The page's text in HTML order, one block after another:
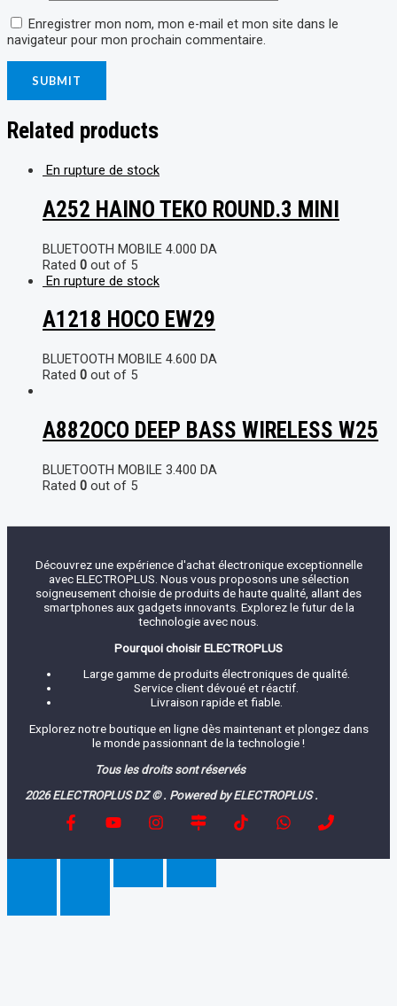
Enregistrer mon nom, mon e-mail et mon site dans le
navigateur pour mon prochain commentaire.
Related products
En rupture de stock
A252 HAINO TEKO ROUND.3 MINI
BLUETOOTH MOBILE 4.000 DA
Rated 0 out of 5
En rupture de stock
A1218 HOCO EW29
BLUETOOTH MOBILE 4.600 DA
Rated 0 out of 5
A882OCO DEEP BASS WIRELESS W25
BLUETOOTH MOBILE 3.400 DA
Rated 0 out of 5
Découvrez une expérience d'achat électronique exceptionnelle
avec ELECTROPLUS. Nous vous proposons une sélection
soigneusement choisie de produits de haute qualité, allant des
smartphones aux gadgets innovants. Explorez le futur de la
technologie avec nous.
Pourquoi choisir ELECTROPLUS
Large gamme de produits électroniques de qualité.
Service client dévoué et réactif.
Livraison rapide et fiable.
Explorez notre boutique en ligne dès maintenant et plongez dans
le monde passionnant de la technologie !
Tous les droits sont réservés
2026 ELECTROPLUS DZ © . Powered by ELECTROPLUS .